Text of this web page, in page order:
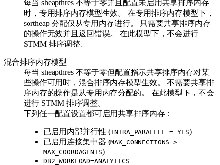
每当 sheapthres 不等于零并且配置未启用共享排序内存
时，专用排序内存模型生效。 在专用排序内存模型下，
sortheap 分配仅从专用内存进行。 只需要共享排序内存
的操作无效并且返回错误。 在此模型下，不会进行
STMM 排序调整。
混合排序内存模型
每当 sheapthres 不等于零但配置指示共享排序内存对某
些操作可用时，混合排序内存模型生效。 不需要共享排
序内存的操作是从专用内存分配的。 在此模型下，不会
进行 STMM 排序调整。
下列任一配置设置都可启用共享排序内存：
已启用内部并行性 (INTRA_PARALLEL = YES)
已启用连接集中器 (MAX_CONNECTIONS >
MAX_COORDAGENTS)
DB2_WORKLOAD=ANALYTICS